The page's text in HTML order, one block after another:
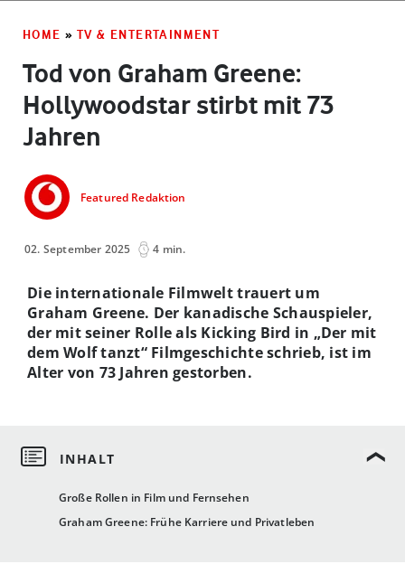
HOME » TV & ENTERTAINMENT
Tod von Graham Greene:
Hollywoodstar stirbt mit 73
Jahren
Featured Redaktion
02. September 2025 4 min.
Große Rollen in Film und Fernsehen
Graham Greene: Frühe Karriere und Privatleben
Die internationale Filmwelt trauert um
Graham Greene. Der kanadische Schauspieler,
der mit seiner Rolle als Kicking Bird in „Der mit
dem Wolf tanzt“ Filmgeschichte schrieb, ist im
Alter von 73 Jahren gestorben.